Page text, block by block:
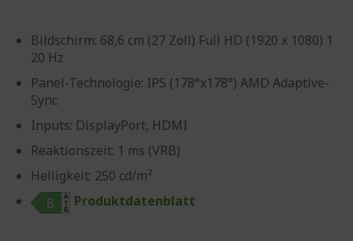
Bildschirm: 68,6 cm (27 Zoll) Full HD (1920 x 1080) 1
20 Hz
Panel-Technologie: IPS (178°x178°) AMD Adaptive-
Sync
Inputs: DisplayPort, HDMI
Reaktionszeit: 1 ms (VRB)
Helligkeit: 250 cd/m²
Produktdatenblatt